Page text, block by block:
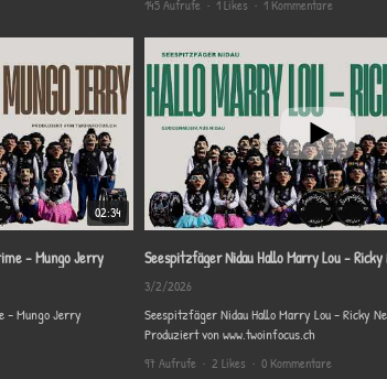
145 Aufrufe • 1 Likes • 1 Kommentare
02:34
- Mungo Jerry
Seespitzfäger Nidau - In The Sommertime - Mungo Jerry
Seespitzfäger Nidau Hallo Marry Lou - Ricky
3/2/2026
Seespitzfäger Nidau Hallo Marry
Produziert von www.twoinfocus.ch
97 Aufrufe • 2 Likes • 0 Kommentare